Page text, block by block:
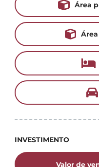
Área
INVESTIMENTO
Valor de